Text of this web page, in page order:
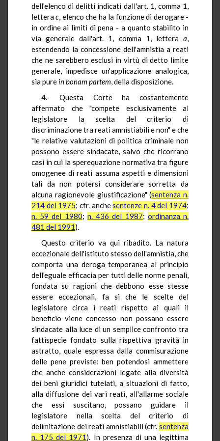
dell'elenco di delitti indicati dall'art. 1, comma 1,
letterac, elenco che ha la funzione di derogare -
in ordine ai limiti di pena - a quanto stabilito in
via generale dall'art. 1, comma 1, lettera a,
estendendo la concessione dell'amnistia a reati
che ne sarebbero esclusi in virtù di detto limite
generale, impedisce un'applicazione analogica,
sia purein bonam partem, della disposizione.
4.- Questa Corte ha costantemente
affermato che "compete esclusivamente al
legislatore la scelta del criterio di
discriminazione tra reati amnistiabili e non" e che
"le relative valutazioni di politica criminale non
possono essere sindacate, salvo che ricorrano
casi in cui la sperequazione normativa tra figure
omogenee di reati assuma aspetti e dimensioni
tali da non potersi considerare sorretta da
alcuna ragionevole giustificazione" (sentenza n.
214 del 1975; cfr. anchesentenze n. 4 del 1974;
n. 59 del 1980; n. 436 del 1987; ordinanza n.
481 del 1991).
Questo criterio va qui ribadito. La natura
eccezionale dell'istituto stesso dell'amnistia, che
comporta una deroga temporanea al principio
dell'eguale efficacia per tutti delle norme penali,
fondata su ragioni che debbono esse stesse
essere eccezionali, fa sì che le scelte del
legislatore circa i reati rispetto ai quali il
beneficio viene concesso non possano essere
sindacate alla luce di un semplice confronto tra
fattispecie fondato sulla rispettiva gravità in
astratto, quale espressa dalla commisurazione
delle pene previste: ben potendosi ammettere
che anche considerazioni legate alla diversità
dei beni giuridici tutelati, a situazioni di fatto,
alla diffusione dei vari reati, all'allarme sociale
che essi suscitano, possano guidare il
legislatore nella scelta del criterio di
delimitazione dei reati amnistiabili (cfr. sentenza
n. 175 del 1971). In presenza di una legittima